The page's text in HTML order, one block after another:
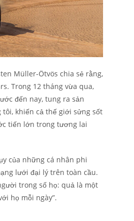
Müller-Ötvös chia sẻ rằng,
Trong 12 tháng vừa qua,
đến nay, tung ra sản
khiến cả thế giới sửng sốt
tiến lớn trong tương lai
của những cá nhân phi
lưới đại lý trên toàn cầu.
trong số họ: quả là một
họ mỗi ngày”.